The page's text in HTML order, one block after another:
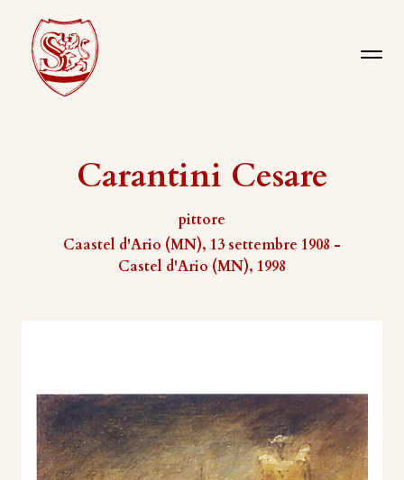
Carantini Cesare
pittore
Caastel d'Ario (MN), 13 settembre 1908 -
Castel d'Ario (MN), 1998